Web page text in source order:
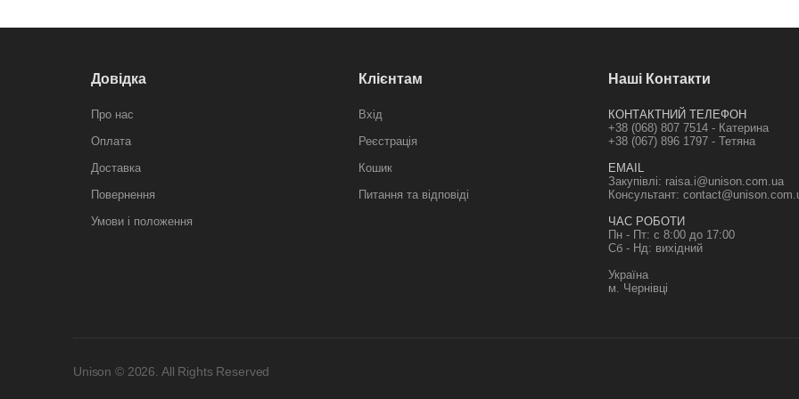
Довідка
Про нас
Оплата
Доставка
Повернення
Умови і положення
Клієнтам
Вхід
Реєстрація
Кошик
Питання та відповіді
Наші Контакти
КОНТАКТНИЙ ТЕЛЕФОН
+38 (068) 807 7514 - Катерина
+38 (067) 896 1797 - Тетяна
EMAIL
Закупівлі: raisa.i@unison.com.ua
Консультант:
ЧАС РОБОТИ
Пн - Пт: с 8:00 до 17:00
Сб - Нд: вихідний
Україна
м. Чернівці
Unison © 2026. All Rights Reserved